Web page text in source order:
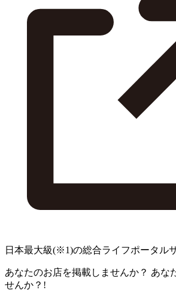
日本最大級(※1)の総合ライフポータル
あなたのお店を掲載しませんか？ あな
せんか？!